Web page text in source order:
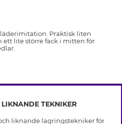
Praktisk liten
ett lite större fack i mitten för
INFO TEKNIKER
liknande lagringstekniker för